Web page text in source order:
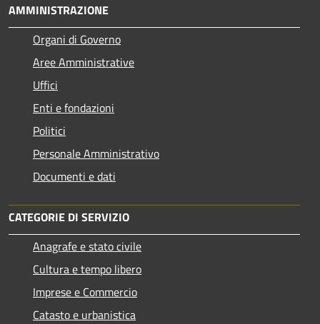
AMMINISTRAZIONE
Organi di Governo
Aree Amministrative
Uffici
Enti e fondazioni
Politici
Personale Amministrativo
Documenti e dati
CATEGORIE DI SERVIZIO
Anagrafe e stato civile
Cultura e tempo libero
Imprese e Commercio
Catasto e urbanistica